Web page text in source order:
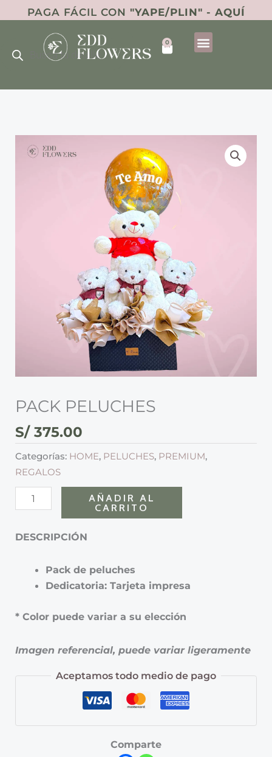
al
contenido
PAGA FÁCIL CON "YAPE/PLIN" - AQUÍ
0
Cart
PACK PELUCHES
S/375.00
Categorías: HOME, PELUCHES, PREMIUM,
REGALOS
PACK
PELUCHES
AÑADIR AL
CARRITO
DESCRIPCIÓN
Pack de peluches
Dedicatoria: Tarjeta impresa
* Color puede variar a su elección
Imagen referencial, puede variar ligeramente
Aceptamos todo medio de pago
Comparte